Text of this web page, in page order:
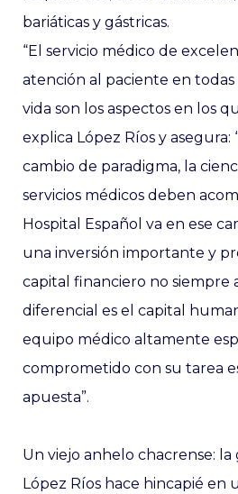
bariáticas y gástricas.
“El servicio médico de
atención al paciente en todas
vida son los aspectos en los
explica López Ríos y asegura:
cambio de paradigma, la
servicios médicos deben
Hospital Español va en ese
una inversión importante y
capital financiero no siempre
diferencial es el capital
equipo médico altamente
comprometido con su tarea
apuesta”.
Un viejo anhelo chacrense:
López Ríos hace hincapié en